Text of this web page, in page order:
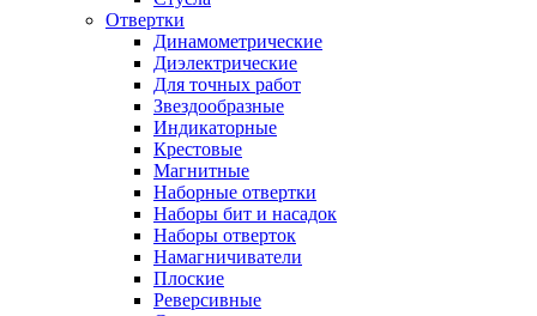
Отвертки
Динамометрические
Диэлектрические
Для точных работ
Звездообразные
Индикаторные
Крестовые
Магнитные
Наборные отвертки
Наборы бит и насадок
Наборы отверток
Намагничиватели
Плоские
Реверсивные